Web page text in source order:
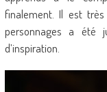
finalement. Il est
personnages a été
d’inspiration.